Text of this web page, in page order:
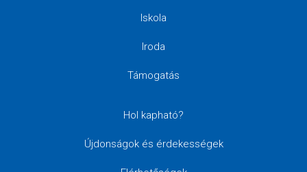
Iskola
Iroda
Támogatás
Hol kapható?
Újdonságok és érdekességek